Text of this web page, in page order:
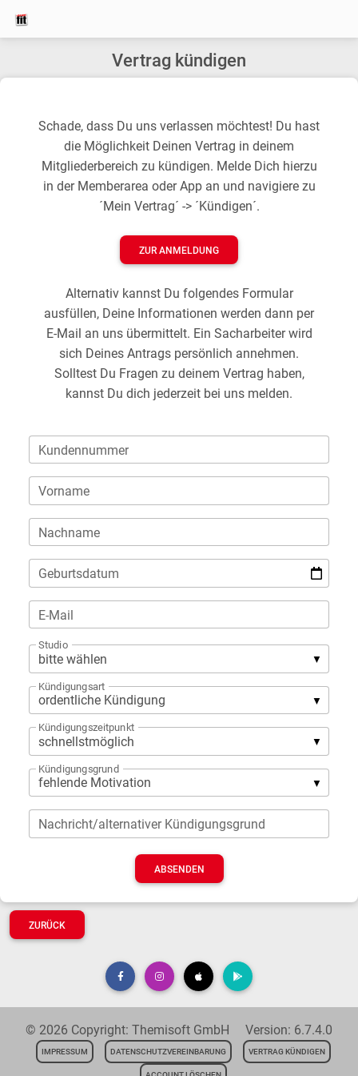
Vertrag kündigen
Schade, dass Du uns verlassen möchtest! Du hast
die Möglichkeit Deinen Vertrag in deinem
Mitgliederbereich zu kündigen. Melde Dich hierzu
in der Memberarea oder App an und navigiere zu
´Mein Vertrag´ -> ´Kündigen´.
ZUR ANMELDUNG
Alternativ kannst Du folgendes Formular
ausfüllen, Deine Informationen werden dann per
E-Mail an uns übermittelt. Ein Sacharbeiter wird
sich Deines Antrags persönlich annehmen.
Solltest Du Fragen zu deinem Vertrag haben,
kannst Du dich jederzeit bei uns melden.
Kundennummer
Vorname
Nachname
Geburtsdatum
E-Mail
Studio
Kündigungsart
Kündigungszeitpunkt
Kündigungsgrund
Nachricht/alternativer Kündigungsgrund
ZURÜCK
© 2026 Copyright: Themisoft GmbH Version: 6.7.4.0
IMPRESSUM DATENSCHUTZVEREINBARUNG VERTRAG KÜNDIGEN